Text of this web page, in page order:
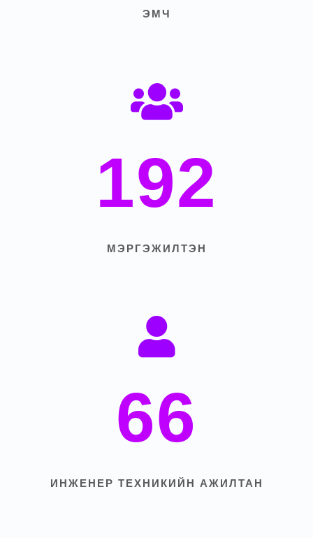
ЭМЧ
192
МЭРГЭЖИЛТЭН
66
ИНЖЕНЕР ТЕХНИКИЙН АЖИЛТАН